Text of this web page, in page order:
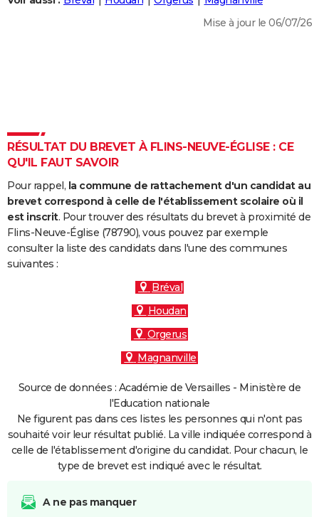
DICTIONNAIRE
Dictionnaire
Biographies
Citations
Expressions
Proverbes
PROGRAMME TV
COPAINS D'AVANT
S'inscrire
Se connecter
Lycées
Collèges
Primaires
Universités
Entreprises
Service militaire
Avis de recherche
AVIS DE DÉCÈS
FORUM
Mise à jour le 06/07/26
RÉSULTAT DU BREVET À FLINS-NEUVE-ÉGLISE : CE
QU'IL FAUT SAVOIR
Pour rappel, la commune de rattachement d'un candidat au
brevet correspond à celle de l'établissement scolaire où il
est inscrit. Pour trouver des résultats du brevet à proximité de
Flins-Neuve-Église (78790), vous pouvez par exemple
consulter la liste des candidats dans l'une des communes
suivantes :
Bréval
Houdan
Orgerus
Magnanville
Source de données : Académie de Versailles - Ministère de
l'Education nationale
Ne figurent pas dans ces listes les personnes qui n'ont pas
souhaité voir leur résultat publié. La ville indiquée correspond à
celle de l'établissement d'origine du candidat. Pour chacun, le
type de brevet est indiqué avec le résultat.
A ne pas manquer